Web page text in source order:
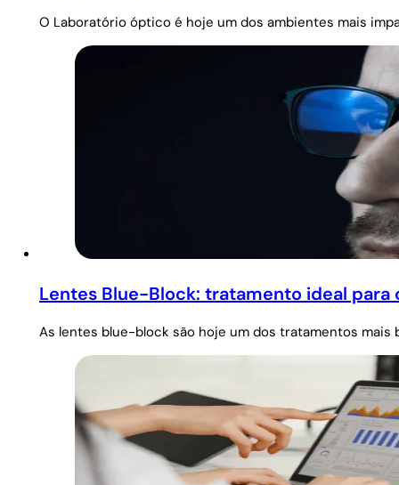
O Laboratório óptico é hoje um dos ambientes mais
Lentes Blue-Block: tratamento ideal
As lentes blue-block são hoje um dos tratamentos